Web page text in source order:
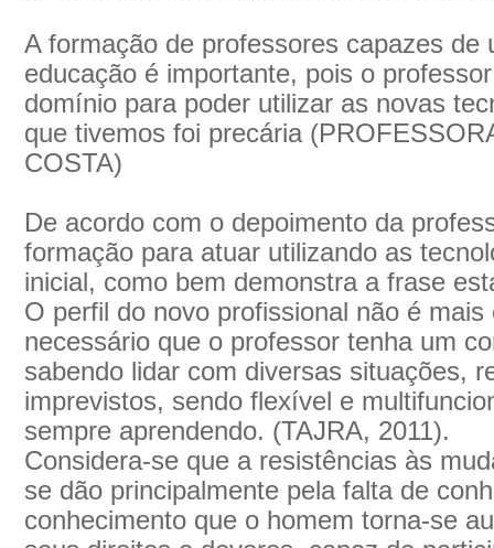
A formação de professores capazes de
educação é importante, pois o
domínio para poder utilizar as novas
que tivemos foi precária
COSTA)
De acordo com o depoimento da
formação para atuar utilizando as
inicial, como bem demonstra a frase
O perfil do novo profissional não é
necessário que o professor tenha um
sabendo lidar com diversas situações,
imprevistos, sendo flexível e
sempre aprendendo. (TAJRA, 2011).
Considera-se que a resistências às
se dão principalmente pela falta de
conhecimento que o homem torna-se